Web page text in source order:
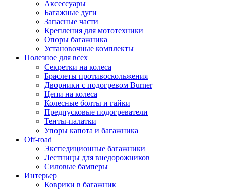
Аксессуары
Багажные дуги
Запасные части
Крепления для мототехники
Опоры багажника
Установочные комплекты
Полезное для всех
Секретки на колеса
Браслеты противоскольжения
Дворники с подогревом Burner
Цепи на колеса
Колесные болты и гайки
Предпусковые подогреватели
Тенты-палатки
Упоры капота и багажника
Off-road
Экспедиционные багажники
Лестницы для внедорожников
Силовые бамперы
Интерьер
Коврики в багажник